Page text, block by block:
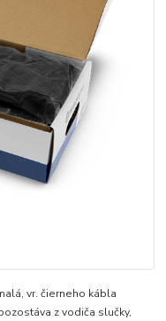
vr. čierneho kábla
z vodiča slučky,